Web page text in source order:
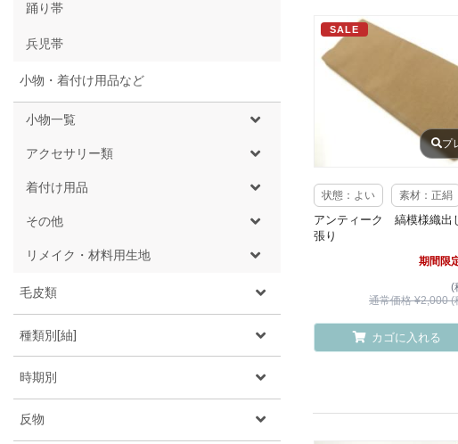
踊り帯
兵児帯
小物・着付け用品など
小物一覧
アクセサリー類
着付け用品
その他
リメイク・材料用生地
毛皮類
種類別[紬]
時期別
反物
SALE
プ
状態：よい 素材：正絹
アンティーク 縞模様織出
張り
期間限
(
通常価格 ¥2,000 (
カゴに入れる